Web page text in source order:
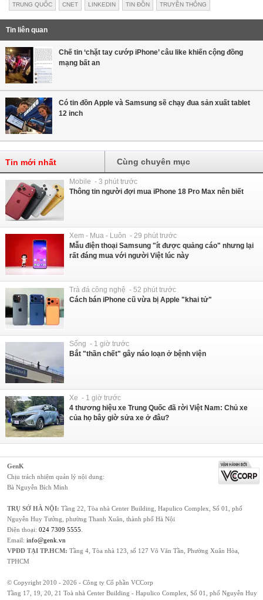
TRUNG QUỐC CNET LINKEDIN TIN ĐỒN TRUYỀN THÔNG
Tin liên quan
Chế tin ‘chặt tay cướp iPhone’ câu like khiến cộng đồng
mạng bất an
Có tin đồn Apple và Samsung sẽ chạy đua sản xuất tablet
12 inch
Tin mới nhất Cùng chuyên mục
Mobile - 3 phút trước
Thông tin người đợi mua iPhone 18 Pro Max nên biết
Xem - Mua - Luôn - 29 phút trước
Mẫu điện thoại Samsung "ít được quảng cáo" nhưng lại
rất đáng mua với người Việt lúc này
Trà đá công nghệ - 52 phút trước
Cách bán iPhone cũ vừa bị Apple "khai tử"
Sống - 1 giờ trước
Bắt "thần chết" gây náo loạn ở bệnh viện
Xe - 1 giờ trước
4 thương hiệu xe Trung Quốc đã rời Việt Nam: Chủ xe
của họ bây giờ sửa xe ở đâu?
GenK
Chịu trách nhiệm quản lý nội dung:
Bà Nguyễn Bích Minh
TRỤ SỞ HÀ NỘI: Tầng 22, Tòa nhà Center Building, Hapulico Complex, Số 01, phố
Nguyễn Huy Tưởng, phường Thanh Xuân, thành phố Hà Nội
Điện thoại: 024 7309 5555
Email: info@genk.vn
VPĐD TẠI TP.HCM: Tầng 4, Tòa nhà 123, số 127 Võ Văn Tần, Phường Xuân Hòa,
TPHCM
© Copyright 2010 - 2026 - Công ty Cổ phần VCCorp
Tầng 17, 19, 20, 21 Toà nhà Center Building - Hapulico Complex, Số 01, phố Nguyễn Huy